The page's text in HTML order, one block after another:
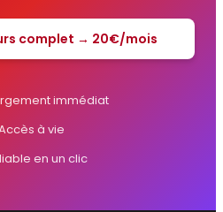
complet → 20€/mois
immédiat
à vie
en un clic